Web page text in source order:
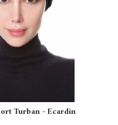
Turban - Ecardin